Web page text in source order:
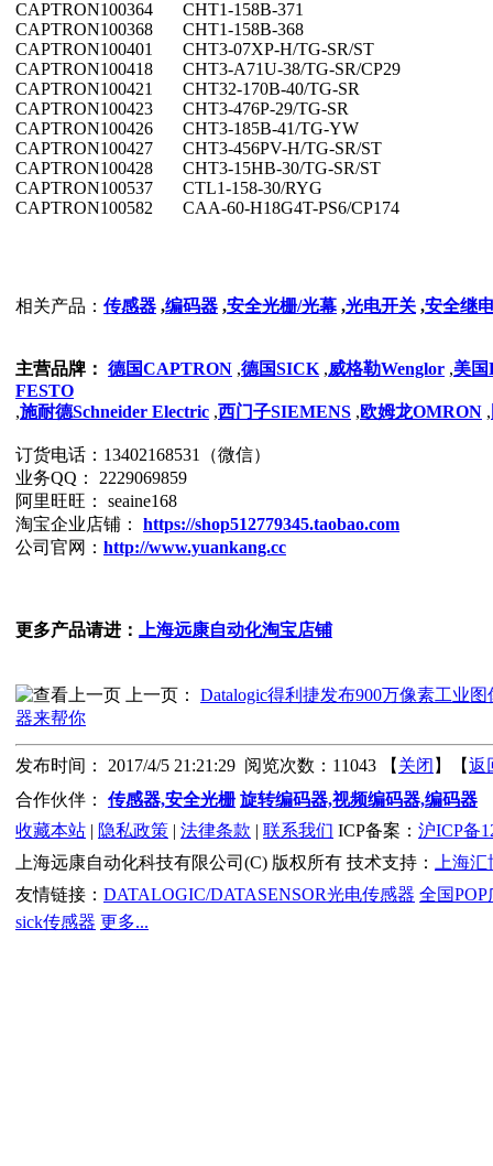
CAPTRON100364
CHT1-158B-371
CAPTRON100368
CHT1-158B-368
CAPTRON100401
CHT3-07XP-H/TG-SR/ST
CAPTRON100418
CHT3-A71U-38/TG-SR/CP29
CAPTRON100421
CHT32-170B-40/TG-SR
CAPTRON100423
CHT3-476P-29/TG-SR
CAPTRON100426
CHT3-185B-41/TG-YW
CAPTRON100427
CHT3-456PV-H/TG-SR/ST
CAPTRON100428
CHT3-15HB-30/TG-SR/ST
CAPTRON100537
CTL1-158-30/RYG
CAPTRON100582 CAA-60-H18G4T-PS6/CP174
相关产品： 传感器 ,编码器 ,安全光栅/光幕 ,光电开关 ,安全继
主营品牌： 德国CAPTRON ,德国SICK ,威格勒Wenglor ,美
FESTO
,施耐德Schneider Electric ,西门子SIEMENS ,欧姆龙OMRON ,
订货电话：13402168531（微信）
业务QQ： 2229069859
阿里旺旺： seaine168
淘宝企业店铺： https://shop512779345.taobao.com
公司官网： http://www.yuankang.cc
更多产品请进： 上海远康自动化淘宝店铺
上一页： Datalogic得利捷发布900万像素工业
器来帮你
发布时间： 2017/4/5 21:21:29 阅览次数：11043 【 关闭 】【返
合作伙伴：
传感器,安全光栅 旋转编码器,视频编码器,编码器
收藏本站 | 隐私政策 | 法律条款 | 联系我们 ICP备案： 沪ICP备
上海远康自动化科技有限公司(C) 版权所有 技术支持：
上海
友情链接： DATALOGIC/DATASENSOR光电传感器 全国
sick传感器 更多...